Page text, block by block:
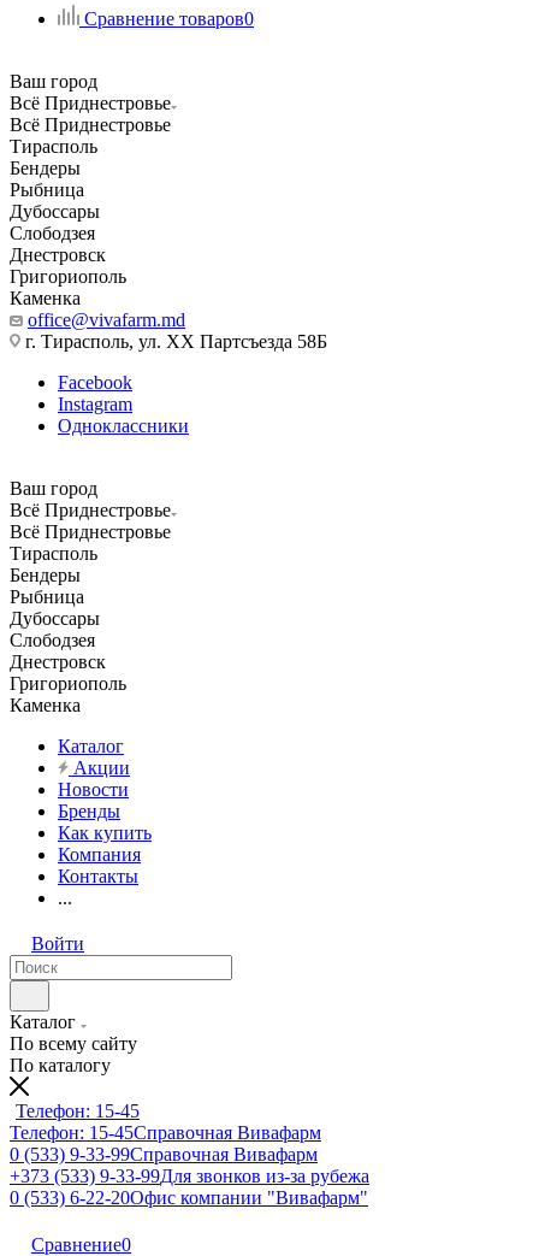
Сравнение товаров0
Ваш город
Всё Приднестровье
Всё Приднестровье
Тирасполь
Бендеры
Рыбница
Дубоссары
Слободзея
Днестровск
Григориополь
Каменка
office@vivafarm.md
г. Тирасполь, ул. ХХ Партсъезда 58Б
Facebook
Instagram
Одноклассники
Ваш город
Всё Приднестровье
Всё Приднестровье
Тирасполь
Бендеры
Рыбница
Дубоссары
Слободзея
Днестровск
Григориополь
Каменка
Каталог
Акции
Новости
Бренды
Как купить
Компания
Контакты
...
Войти
Каталог
По всему сайту
По каталогу
Телефон: 15-45
Телефон: 15-45Справочная Вивафарм
0 (533) 9-33-99Справочная Вивафарм
+373 (533) 9-33-99Для звонков из-за рубежа
0 (533) 6-22-20Офис компании "Вивафарм"
Сравнение0